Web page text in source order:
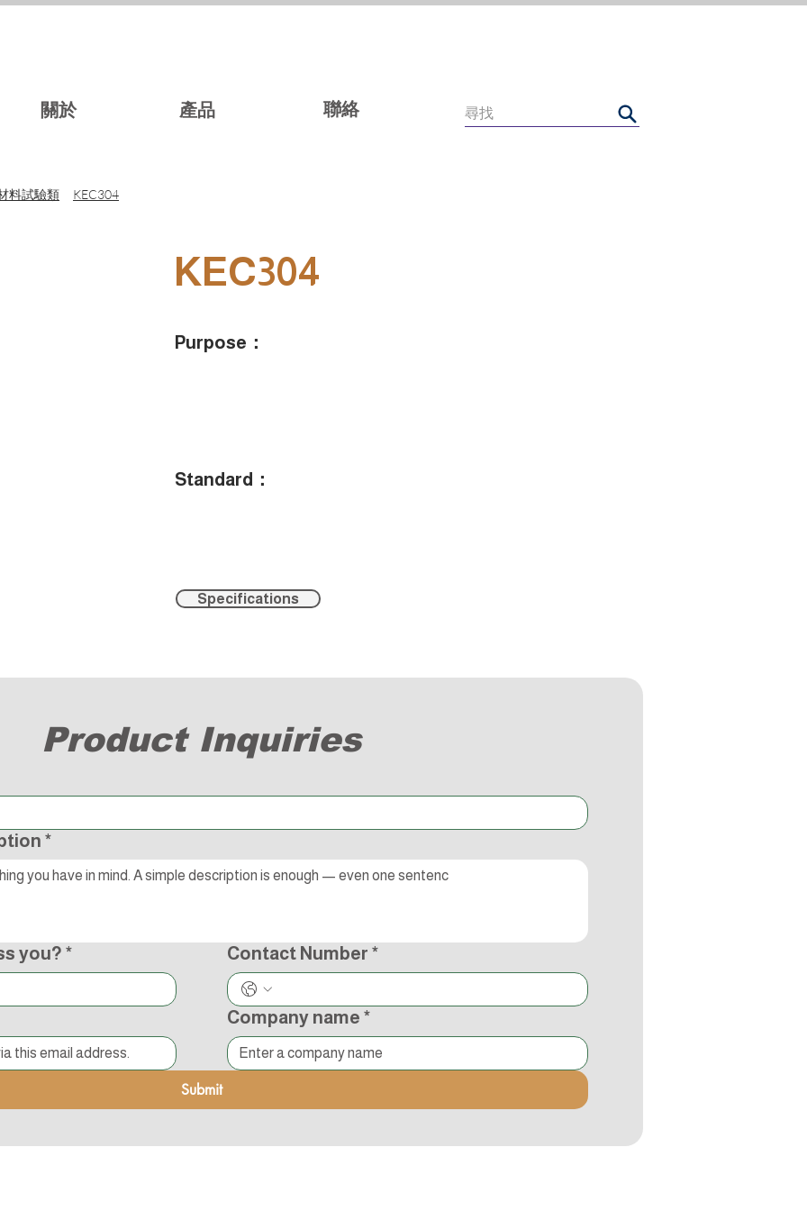
關於 產品 聯絡
料試驗類 KEC304
KEC304
Standard ：
Purpose ：
Specifications
Product Inquiries
*
you? * Contact Number *
Company name *
Submit